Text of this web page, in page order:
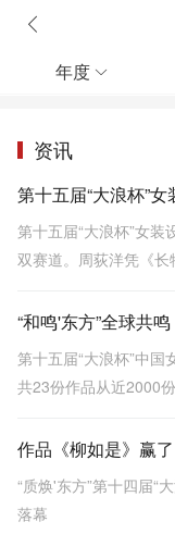
年度 
资讯
第十五届“大浪杯”女
双赛道。周荻洋凭《长
第十五届“大浪杯”中
共23份作品从近2000
东方美学与当代设计的
“质焕'东方”第十四届“
落幕